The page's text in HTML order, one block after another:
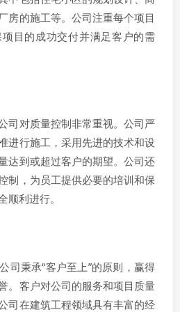
房的施工等。公司注重每个项目
目的成功交付并满足客户的需
司对质量控制非常重视。公司严
进行施工，采用先进的技术和设
达到或超过客户的期望。公司还
制，为员工提供必要的培训和保
顺利进行。
司秉承“客户至上”的原则，赢得
。客户对公司的服务和项目质量
司在建筑工程领域具有丰富的经